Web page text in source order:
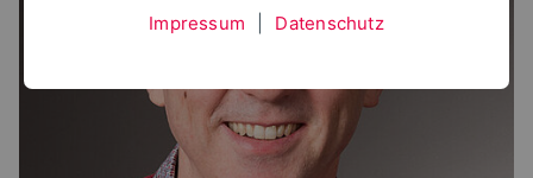
Impressum Datenschutz